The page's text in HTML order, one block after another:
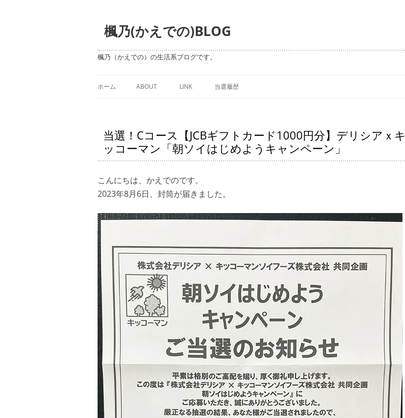
楓乃(かえでの)BLOG
楓乃（かえでの）の生活系ブログです。
キ
ホーム ABOUT LINK 当選履歴
当選！Cコース【JCBギフトカード1000円分】デリシアｘキ
ッコーマン「朝ソイはじめようキャンペーン」
こんにちは、かえでのです。
2023年8月6日、封筒が届きました。